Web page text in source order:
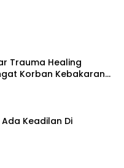
Trauma Healing
Korban Kebakaran
Keadilan Di